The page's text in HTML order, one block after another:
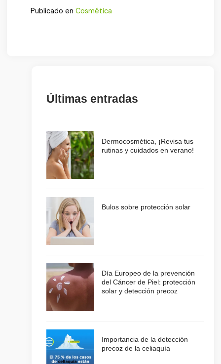
Publicado enCosmética
Últimas entradas
Dermocosmética, ¡Revisa tus
rutinas y cuidados en verano!
Bulos sobre protección solar
Día Europeo de la prevención
del Cáncer de Piel: protección
solar y detección precoz
Importancia de la detección
precoz de la celiaquía